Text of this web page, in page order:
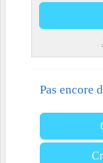
Pas encore